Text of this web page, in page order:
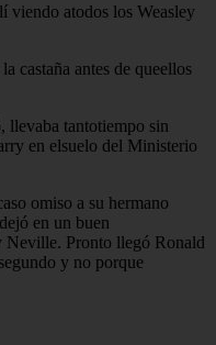
viendo atodos los Weasley
castaña antes de queellos
llevaba tantotiempo sin
en elsuelo del Ministerio
omiso a su hermano
en un buen
Neville. Pronto llegó Ronald
y no porque